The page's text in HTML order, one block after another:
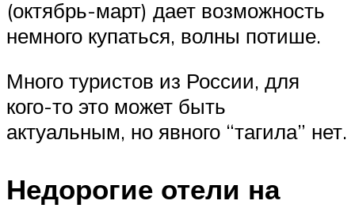
(октябрь-март) дает возможность
немного купаться, волны потише.
Много туристов из России, для
кого-то это может быть
актуальным, но явного “тагила” нет.
Недорогие отели на